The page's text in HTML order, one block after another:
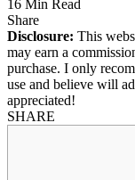
16 Min Read
Share
Disclosure: This
may earn a
purchase. I only
use and believe will
appreciated!
SHARE